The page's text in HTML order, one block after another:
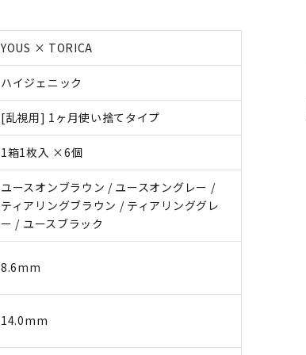
YOUS × TORICA
ハイジェニック
[乱視用] 1ヶ月使い捨てタイプ
1箱1枚入 ×6個
ユースオンブラウン / ユースオングレー /
ティアリングブラウン / ティアリンググレ
ー / ユースブラック
8.6mm
14.0mm